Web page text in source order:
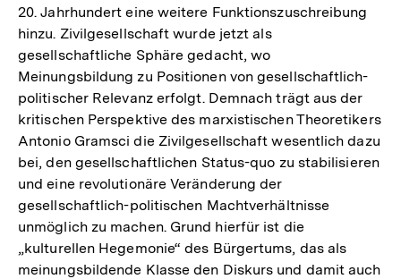
20. Jahrhundert eine weitere Funktionszuschreibung
hinzu. Zivilgesellschaft wurde jetzt als
gesellschaftliche Sphäre gedacht, wo
Meinungsbildung zu Positionen von gesellschaftlich-
politischer Relevanz erfolgt. Demnach trägt aus der
kritischen Perspektive des marxistischen Theoretikers
Antonio Gramsci die Zivilgesellschaft wesentlich dazu
bei, den gesellschaftlichen Status-quo zu stabilisieren
und eine revolutionäre Veränderung der
gesellschaftlich-politischen Machtverhältnisse
unmöglich zu machen. Grund hierfür ist die
„kulturellen Hegemonie“ des Bürgertums, das als
meinungsbildende Klasse den Diskurs und damit auch